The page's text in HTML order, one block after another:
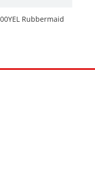
Rubbermaid